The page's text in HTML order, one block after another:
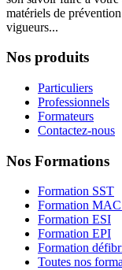
matériels de
vigueurs...
Nos produits
Particuliers
Professionnels
Formateurs
Contactez-nous
Nos Formations
Formation SST
Formation
Formation ESI
Formation EPI
Formation
Toutes nos